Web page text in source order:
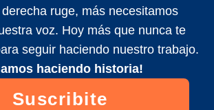
ruge, más necesitamos
voz. Hoy más que nunca te
seguir haciendo nuestro trabajo.
haciendo historia!
Suscribite